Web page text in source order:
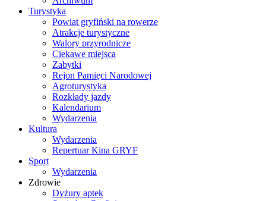
Turystyka
Powiat gryfiński na rowerze
Atrakcje turystyczne
Walory przyrodnicze
Ciekawe miejsca
Zabytki
Rejon Pamięci Narodowej
Agroturystyka
Rozkłady jazdy
Kalendarium
Wydarzenia
Kultura
Wydarzenia
Repertuar Kina GRYF
Sport
Wydarzenia
Zdrowie
Dyżury aptek